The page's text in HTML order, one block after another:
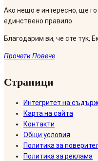
Ако нещо е интересно, ще
единствено правило.
Благодарим ви, че сте тук,
Прочети Повече
Страници
Интегритет на
Карта на сайта
Контакти
Общи условия
Политика за
Политика за реклама